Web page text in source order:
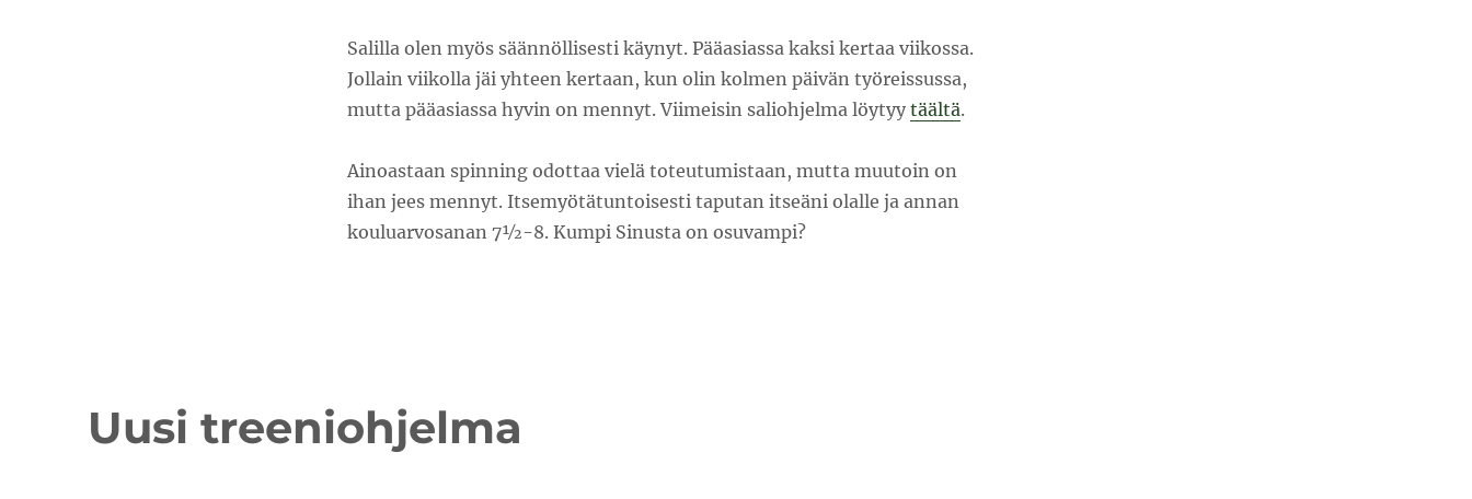
Salilla olen myös säännöllisesti käynyt. Pääasiassa kaksi kertaa viikossa.
Jollain viikolla jäi yhteen kertaan, kun olin kolmen päivän työreissussa,
mutta pääasiassa hyvin on mennyt. Viimeisin saliohjelma löytyy täältä.
Ainoastaan spinning odottaa vielä toteutumistaan, mutta muutoin on
ihan jees mennyt. Itsemyötätuntoisesti taputan itseäni olalle ja annan
kouluarvosanan 7½-8. Kumpi Sinusta on osuvampi?
Uusi treeniohjelma